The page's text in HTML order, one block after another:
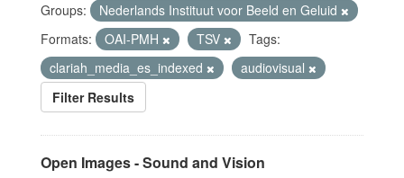
Groups:
Nederlands Instituut voor Beeld en Geluid
Formats:
OAI-PMH TSV
Tags:
clariah_media_es_indexed
audiovisual
Filter Results
Open Images - Sound and Vision